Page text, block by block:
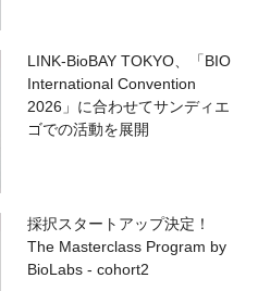
LINK-BioBAY TOKYO、「BIO
International Convention
2026」に合わせてサンディエ
ゴでの活動を展開
採択スタートアップ決定！
The Masterclass Program by
BioLabs - cohort2